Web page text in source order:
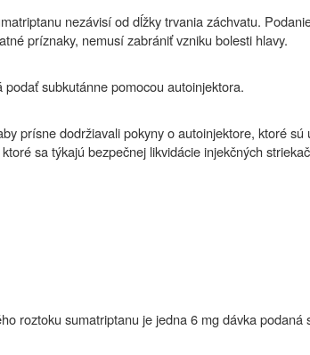
nezávisí od dĺžky trvania záchvatu.
príznaky, nemusí zabrániť vzniku bolesti hlavy.
subkutánne pomocou autoinjektora.
prísne dodržiavali pokyny o autoinjektore, ktoré
sa týkajú bezpečnej likvidácie injekčných
roztoku sumatriptanu je jedna 6 mg dávka podaná